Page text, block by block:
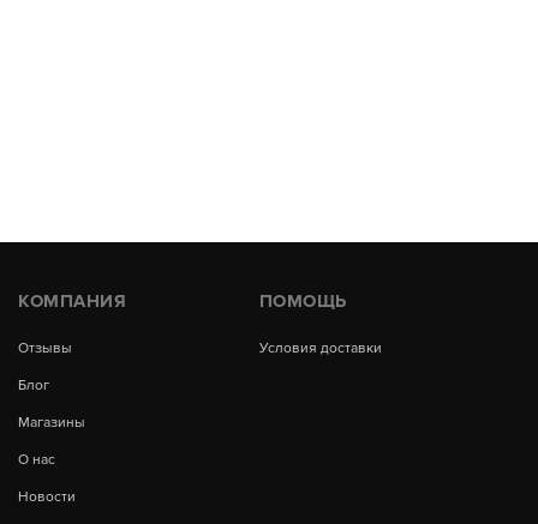
КОМПАНИЯ
Отзывы
Блог
Магазины
О нас
Новости
ПОМОЩЬ
Условия доставки